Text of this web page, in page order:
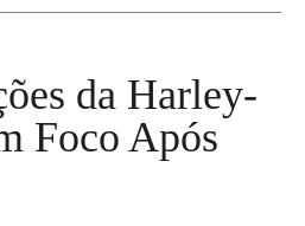
da Harley-
Foco Após